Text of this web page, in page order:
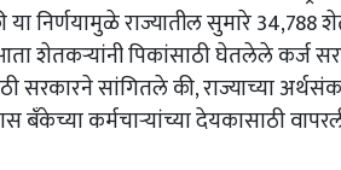
निर्णयामुळे राज्यातील सुमारे 34,788
शेतकऱ्यांनी पिकांसाठी घेतलेले कर्ज
सरकारने सांगितले की, राज्याच्या
कर्मचाऱ्यांच्या देयकासाठी